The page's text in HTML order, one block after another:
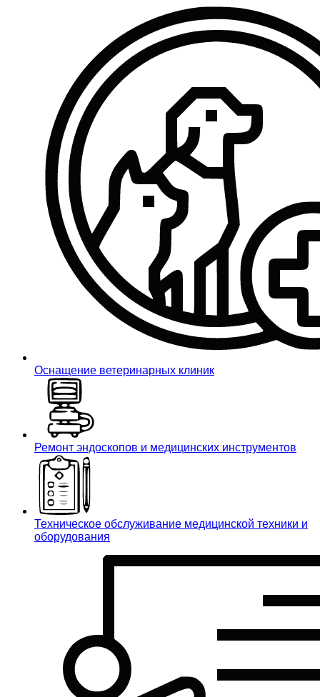
Оснащение ветеринарных клиник
Ремонт эндоскопов и медицинских инструментов
Техническое обслуживание медицинской техники и
оборудования